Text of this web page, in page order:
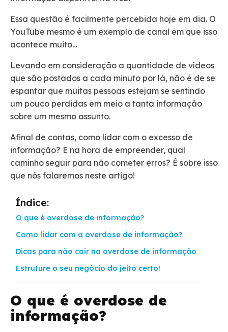
Essa questão é facilmente percebida hoje em dia. O
YouTube mesmo é um exemplo de canal em que isso
acontece muito…
Levando em consideração a quantidade de vídeos
que são postados a cada minuto por lá, não é de se
espantar que muitas pessoas estejam se sentindo
um pouco perdidas em meio a tanta informação
sobre um mesmo assunto.
Afinal de contas, como lidar com o excesso de
informação? E na hora de empreender, qual
caminho seguir para não cometer erros? É sobre isso
que nós falaremos neste artigo!
Índice:
O que é overdose de informação?
Como lidar com a overdose de informação?
Dicas para não cair na overdose de informação
Estruture o seu negócio do jeito certo!
O que é overdose de
informação?